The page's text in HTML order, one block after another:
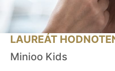
LAUREÁT
Minioo Kids